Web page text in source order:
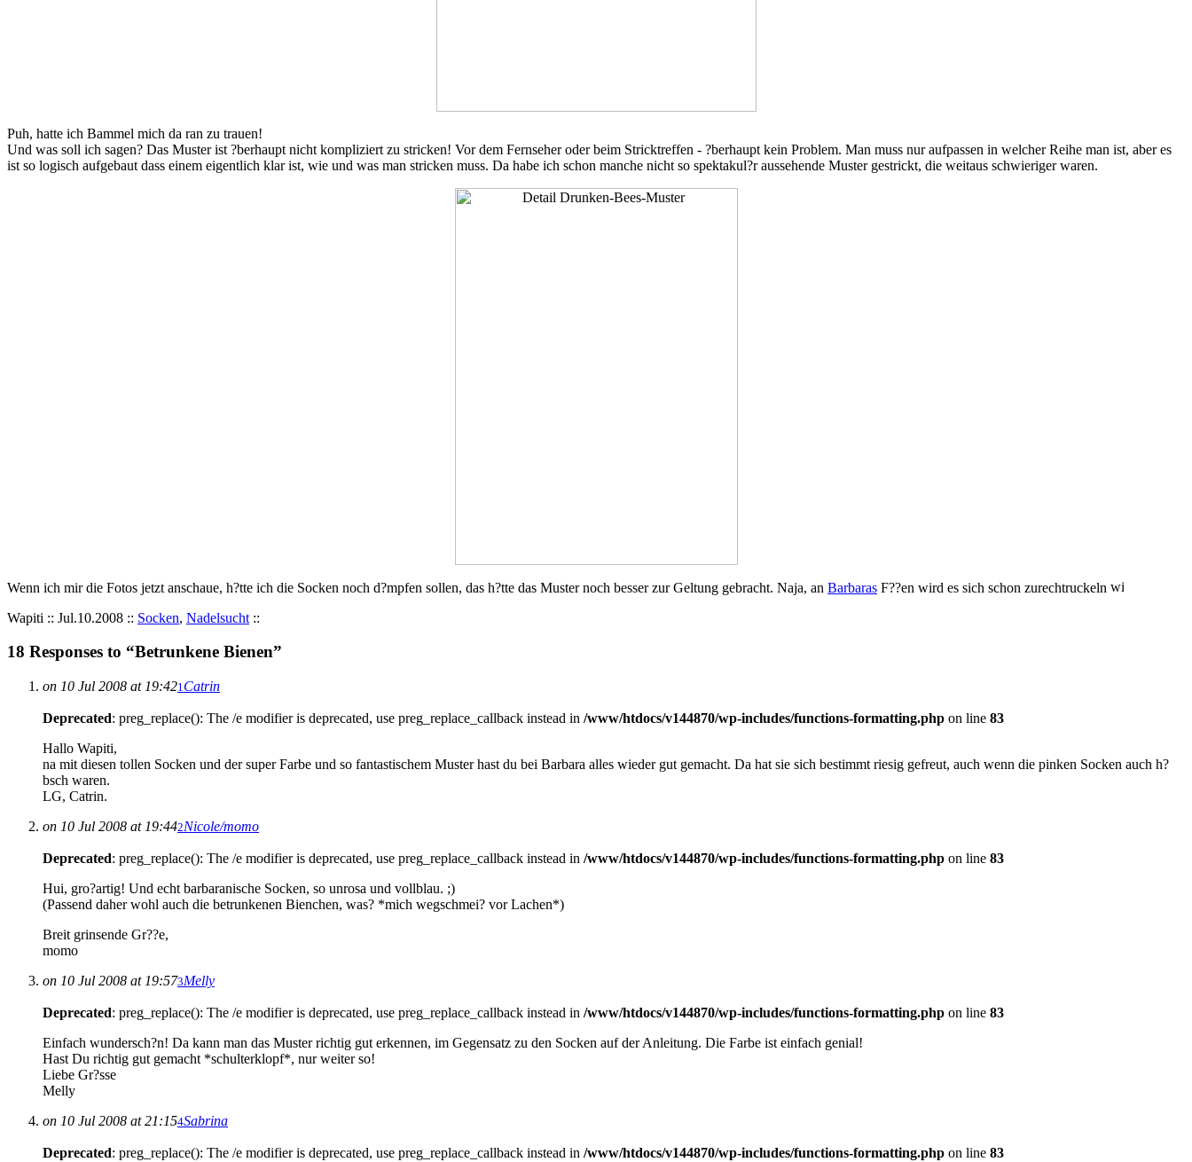
Puh, hatte ich Bammel mich da ran zu trauen!
Und was soll ich sagen? Das Muster ist ?berhaupt nicht kompliziert zu stricken! Vor dem Fernseher oder beim Stricktreffen - ?berhaupt kein Problem. Man muss nur aufpassen in welcher Reihe man ist, aber es
ist so logisch aufgebaut dass einem eigentlich klar ist, wie und was man stricken muss. Da habe ich schon manche nicht so spektakul?r aussehende Muster gestrickt, die weitaus schwieriger waren.
Wenn ich mir die Fotos jetzt anschaue, h?tte ich die Socken noch d?mpfen sollen, das h?tte das Muster noch besser zur Geltung gebracht. Naja, an Barbaras F??en wird es sich schon zurechtruckeln
Wapiti :: Jul.10.2008 :: Socken, Nadelsucht ::
18 Responses to “Betrunkene Bienen”
on 10 Jul 2008 at 19:421Catrin
Deprecated: preg_replace(): The /e modifier is deprecated, use preg_replace_callback instead in /www/htdocs/v144870/wp-includes/functions-formatting.php on line 83
Hallo Wapiti,
na mit diesen tollen Socken und der super Farbe und so fantastischem Muster hast du bei Barbara alles wieder gut gemacht. Da hat sie sich bestimmt riesig gefreut, auch wenn die pinken Socken auch h?
bsch waren.
LG, Catrin.
on 10 Jul 2008 at 19:442Nicole/momo
Deprecated: preg_replace(): The /e modifier is deprecated, use preg_replace_callback instead in /www/htdocs/v144870/wp-includes/functions-formatting.php on line 83
Hui, gro?artig! Und echt barbaranische Socken, so unrosa und vollblau. ;)
(Passend daher wohl auch die betrunkenen Bienchen, was? *mich wegschmei? vor Lachen*)
Breit grinsende Gr??e,
momo
on 10 Jul 2008 at 19:573Melly
Deprecated: preg_replace(): The /e modifier is deprecated, use preg_replace_callback instead in /www/htdocs/v144870/wp-includes/functions-formatting.php on line 83
Einfach wundersch?n! Da kann man das Muster richtig gut erkennen, im Gegensatz zu den Socken auf der Anleitung. Die Farbe ist einfach genial!
Hast Du richtig gut gemacht *schulterklopf*, nur weiter so!
Liebe Gr?sse
Melly
on 10 Jul 2008 at 21:154Sabrina
Deprecated: preg_replace(): The /e modifier is deprecated, use preg_replace_callback instead in /www/htdocs/v144870/wp-includes/functions-formatting.php on line 83